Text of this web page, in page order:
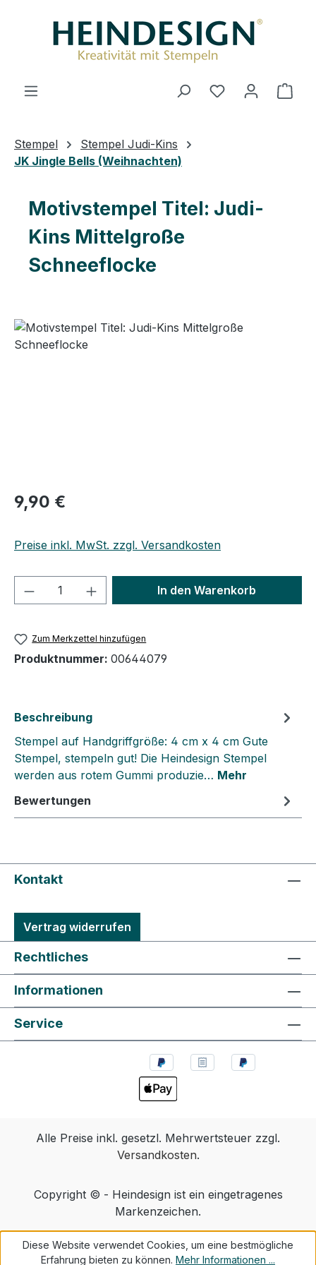
Du hast 0
Stempel
Stempel Judi-Kins
JK Jingle Bells (Weihnachten)
Motivstempel Titel: Judi-
Kins Mittelgroße
Schneeflocke
Regulärer Preis:
9,90 €
Preise inkl. MwSt. zzgl. Versandkosten
Produkt Anzahl: Gib denIn den Warenkorb
Zum Merkzettel hinzufügen
Produktnummer: 00644079
Beschreibung
Stempel auf Handgriffgröße: 4 cm x 4 cm Gute
Stempel, stempeln gut! Die Heindesign Stempel
werden aus rotem Gummi produzie… Mehr
Bewertungen
Kontakt
Vertrag widerrufen
Rechtliches
Informationen
Service
Alle Preise inkl. gesetzl. Mehrwertsteuer zzgl.
Versandkosten.
Copyright © - Heindesign ist ein eingetragenes
Markenzeichen.
Diese Website verwendet Cookies, um eine bestmögliche
Erfahrung bieten zu können. Mehr Informationen ...